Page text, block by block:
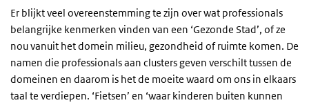
Er blijkt veel overeenstemming te zijn over wat professionals
belangrijke kenmerken vinden van een ‘Gezonde Stad’, of ze
nou vanuit het domein milieu, gezondheid of ruimte komen. De
namen die professionals aan clusters geven verschilt tussen de
domeinen en daarom is het de moeite waard om ons in elkaars
taal te verdiepen. ‘Fietsen’ en ‘waar kinderen buiten kunnen